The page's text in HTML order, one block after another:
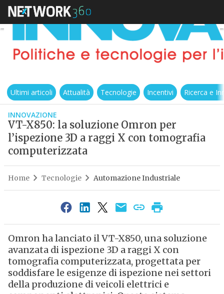
Ultimi articoli Attualità Tecnologie Incentivi Ricerca e
INNOVAZIONE
VT-X850: la soluzione Omron per
l’ispezione 3D a raggi X con tomografia
computerizzata
Home Tecnologie Automazione Industriale
Omron ha lanciato il VT-X850, una soluzione
avanzata di ispezione 3D a raggi X con
tomografia computerizzata, progettata per
soddisfare le esigenze di ispezione nei settori
della produzione di veicoli elettrici e